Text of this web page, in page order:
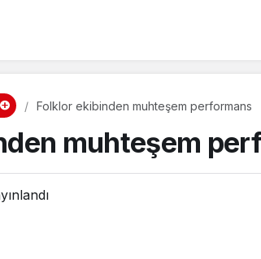
Folklor ekibinden muhteşem performans
muhteşem